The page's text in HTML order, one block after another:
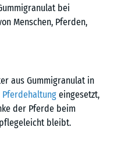
bei
Menschen, Pferden,
aus Gummigranulat in
Pferdehaltung eingesetzt,
der Pferde beim
bleibt.